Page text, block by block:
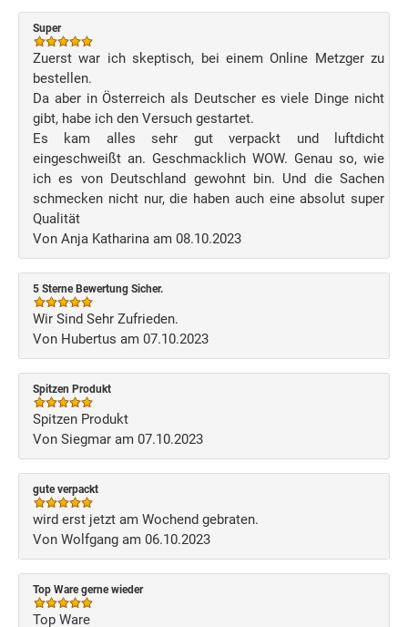
Super
Zuerst war ich skeptisch, bei einem Online Metzger zu
bestellen.
Da aber in Österreich als Deutscher es viele Dinge nicht
gibt, habe ich den Versuch gestartet.
Es kam alles sehr gut verpackt und luftdicht
eingeschweißt an. Geschmacklich WOW. Genau so, wie
ich es von Deutschland gewohnt bin. Und die Sachen
schmecken nicht nur, die haben auch eine absolut super
Qualität
Von Anja Katharina am 08.10.2023
5 Sterne Bewertung Sicher.
Wir Sind Sehr Zufrieden.
Von Hubertus am 07.10.2023
Spitzen Produkt
Spitzen Produkt
Von Siegmar am 07.10.2023
gute verpackt
wird erst jetzt am Wochend gebraten.
Von Wolfgang am 06.10.2023
Top Ware gerne wieder
Top Ware